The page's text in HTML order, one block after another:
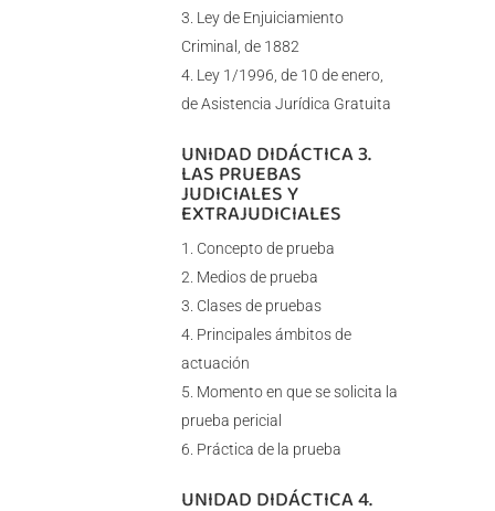
Ley de Enjuiciamiento
Criminal, de 1882
Ley 1/1996, de 10 de enero,
de Asistencia Jurídica Gratuita
UNIDAD DIDÁCTICA 3.
LAS PRUEBAS
JUDICIALES Y
EXTRAJUDICIALES
Concepto de prueba
Medios de prueba
Clases de pruebas
Principales ámbitos de
actuación
Momento en que se solicita la
prueba pericial
Práctica de la prueba
UNIDAD DIDÁCTICA 4.